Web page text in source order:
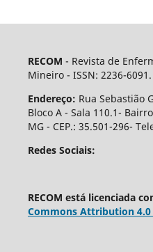
RECOM - Revista de
Mineiro - ISSN: 2236-6091.
Endereço: Rua Sebastião
Bloco A - Sala 110.1-
MG - CEP.: 35.501-296-
Redes Sociais:
RECOM está licenciada
Commons Attribution